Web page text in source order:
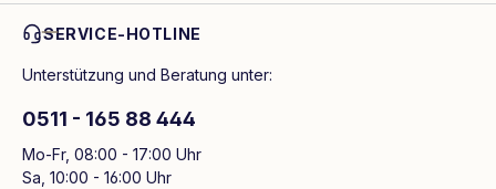
SERVICE-HOTLINE
Unterstützung und Beratung unter:
0511 - 165 88 444
Mo-Fr, 08:00 - 17:00 Uhr
Sa, 10:00 - 16:00 Uhr